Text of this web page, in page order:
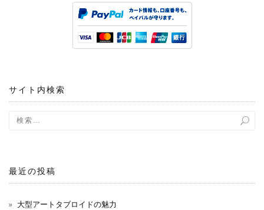
ョ
ン
サイト内検索
最近の投稿
大型アートタブロイドの魅力